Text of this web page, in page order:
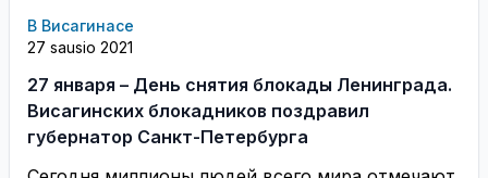
В Висагинасе
27 sausio 2021
27 января – День снятия блокады Ленинграда.
Висагинских блокадников поздравил
губернатор Санкт-Петербурга